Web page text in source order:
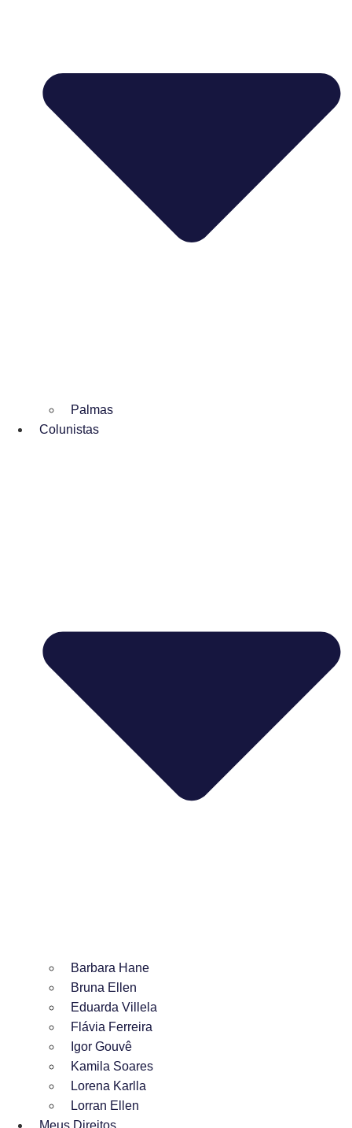
Palmas
Colunistas
Barbara Hane
Bruna Ellen
Eduarda Villela
Flávia Ferreira
Igor Gouvê
Kamila Soares
Lorena Karlla
Lorran Ellen